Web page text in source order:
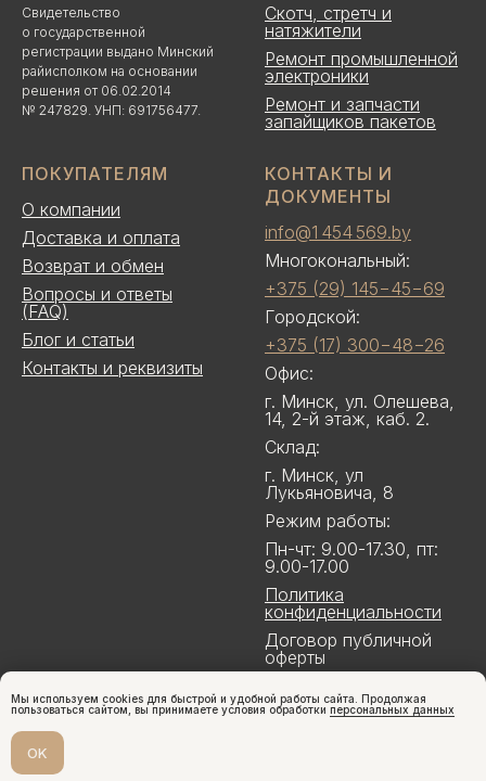
Мы используем cookies для быстрой и удобной работы сайта. Продолжая
пользоваться сайтом, вы принимаете условия обработки персональных данных
OK
Свидетельство
о государственной
регистрации выдано Минский
райисполком на основании
решения от 06.02.2014
№ 247829. УНП: 691756477.
Скотч, стретч и
натяжители
Ремонт промышленной
электроники
Ремонт и запчасти
запайщиков пакетов
ПОКУПАТЕЛЯМ
О компании
Доставка и оплата
Возврат и обмен
Вопросы и ответы
(FAQ)
Блог и статьи
Контакты и реквизиты
КОНТАКТЫ И
ДОКУМЕНТЫ
info@1 454 569.by
Многокональный:
+375 (29) 145−45−69
Городской:
+375 (17) 300−48−26
Офис:
г. Минск, ул. Олешева,
14, 2-й этаж, каб. 2.
Склад:
г. Минск, ул
Лукьяновича, 8
Режим работы:
Пн-чт: 9.00-17.30, пт:
9.00-17.00
Политика
конфиденциальности
Договор публичной
оферты